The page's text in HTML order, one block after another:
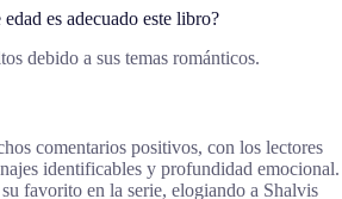
es adecuado este libro?
debido a sus temas románticos.
comentarios positivos, con los lectores
identificables y profundidad emocional.
favorito en la serie, elogiando a Shalvis